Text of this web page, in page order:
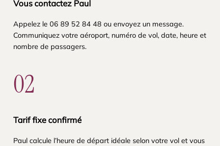
Vous contactez Paul
Appelez le 06 89 52 84 48 ou envoyez un message.
Communiquez votre aéroport, numéro de vol, date, heure et
nombre de passagers.
02
Tarif fixe confirmé
Paul calcule l’heure de départ idéale selon votre vol et vous